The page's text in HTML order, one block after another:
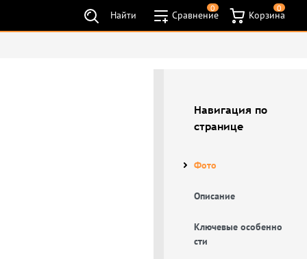
Найти Сравнение
0
Корзина
0
Навигация по
странице
Фото
Описание
Ключевые особенно
сти